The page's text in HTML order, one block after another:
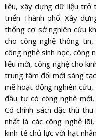
liệu, xây dựng dữ liệu trở
triển Thành phố. Xây
thống cơ sở nghiên cứu
cho công nghệ thông
công nghệ sinh học, công
liệu mới, công nghệ cho
trung tâm đổi mới sáng
mẽ hoạt động nghiên
đầu tư có công nghệ
Có chính sách đặc thù
nhất là các công nghệ
kinh tế chủ lực với hạt